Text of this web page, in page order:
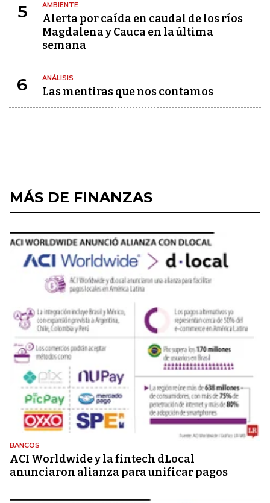
5 AMBIENTE
Alerta por caída en caudal de los ríos
Magdalena y Cauca en la última
semana
6 ANÁLISIS
Las mentiras que nos contamos
MÁS DE FINANZAS
BANCOS
ACI Worldwide y la fintech dLocal
anunciaron alianza para unificar pagos